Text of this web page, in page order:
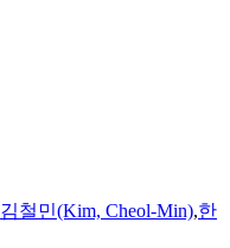
김철민(Kim, Cheol-Min),한